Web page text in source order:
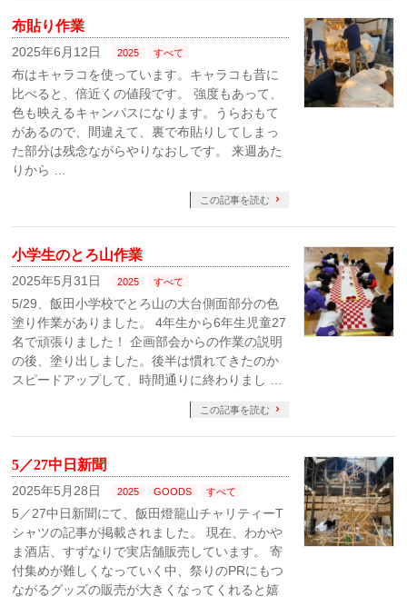
布貼り作業
2025年6月12日 2025 すべて
布はキャラコを使っています。キャラコも昔に
比べると、倍近くの値段です。 強度もあって、
色も映えるキャンパスになります。うらおもて
があるので、間違えて、裏で布貼りしてしまっ
た部分は残念ながらやりなおしです。 来週あた
りから …
この記事を読む
小学生のとろ山作業
2025年5月31日 2025 すべて
5/29、飯田小学校でとろ山の大台側面部分の色
塗り作業がありました。 4年生から6年生児童27
名で頑張りました！ 企画部会からの作業の説明
の後、塗り出しました。後半は慣れてきたのか
スピードアップして、時間通りに終わりまし …
この記事を読む
5／27中日新聞
2025年5月28日 2025 GOODS すべて
5／27中日新聞にて、飯田燈籠山チャリティーT
シャツの記事が掲載されました。 現在、わかや
ま酒店、すずなりで実店舗販売しています。 寄
付集めが難しくなっていく中、祭りのPRにもつ
ながるグッズの販売が大きくなってくれると嬉